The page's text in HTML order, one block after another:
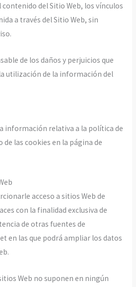
del Sitio Web, los vínculos
a través del Sitio Web, sin
de los daños y perjuicios que
utilización de la información del
información relativa a la política de
las cookies en la página de
acceso a sitios Web de
con la finalidad exclusiva de
de otras fuentes de
en las que podrá ampliar los datos
Web no suponen en ningún